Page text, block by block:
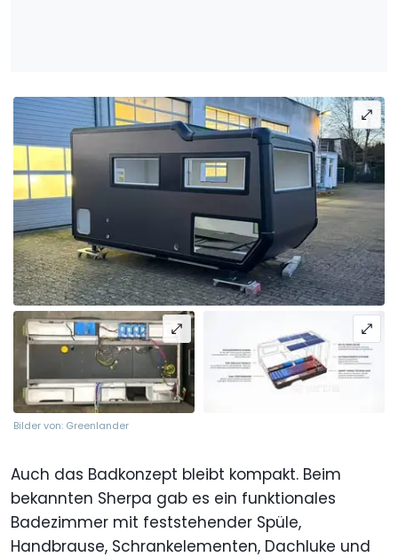
Bilder von: Greenlander
Auch das Badkonzept bleibt kompakt. Beim
bekannten Sherpa gab es ein funktionales
Badezimmer mit feststehender Spüle,
Handbrause, Schrankelementen, Dachluke und